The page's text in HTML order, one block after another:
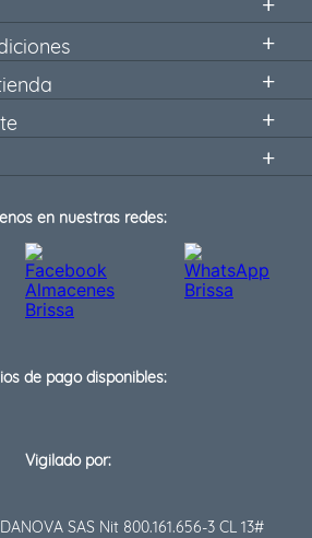
en nuestras redes:
de pago disponibles:
Vigilado por:
SAS Nit 800.161.656-3 CL 13#